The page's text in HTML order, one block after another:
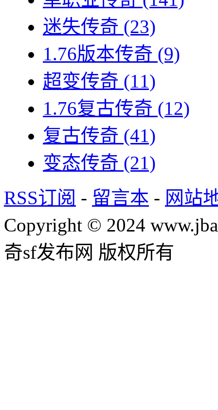
迷失传奇 (23)
1.76版本传奇 (9)
超变传奇 (11)
1.76复古传奇 (12)
复古传奇 (41)
变态传奇 (21)
RSS订阅 - 留言本 - 网站
Copyright © 2024
奇sf发布网 版权所有